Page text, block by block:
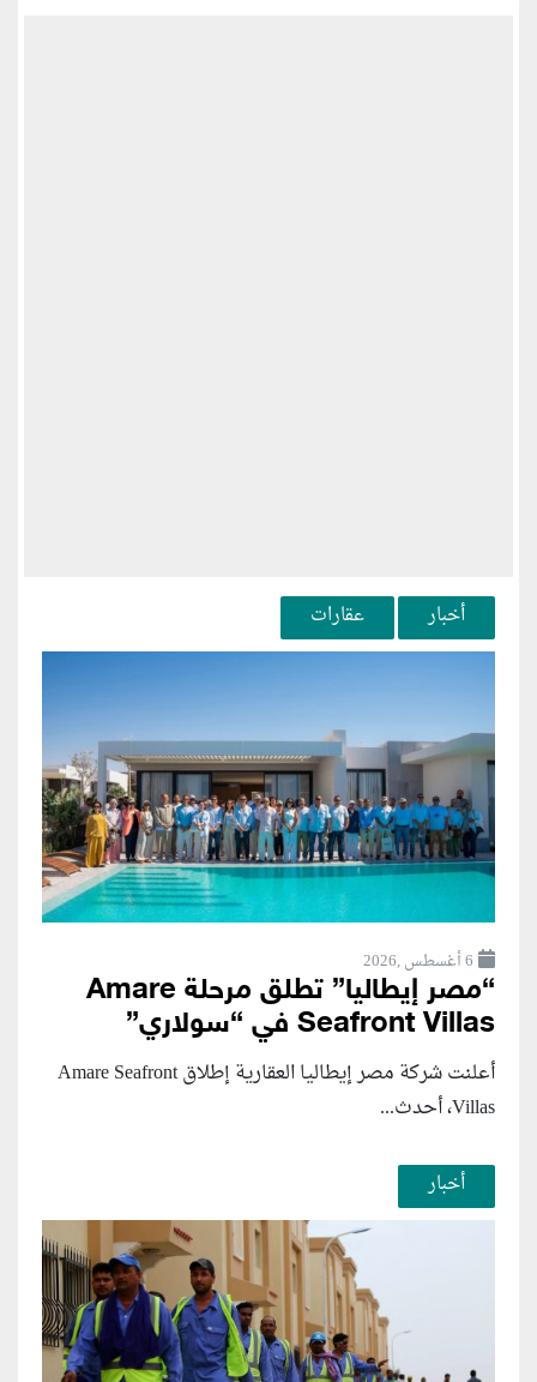
أخبار عقارات
6 أغسطس ,2026
“مصر إيطاليا” تطلق مرحلة Amare
Seafront Villas في “سولاري”
أعلنت شركة مصر إيطاليا العقارية إطلاق Amare Seafront
Villas، أحدث...
أخبار